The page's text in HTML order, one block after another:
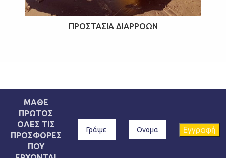
ΠΡΟΣΤΑΣΊΑ ΔΙΑΡΡΟΏΝ
ΜΑΘΕ
ΠΡΩΤΟΣ
ΟΛΕΣ ΤΙΣ
ΠΡΟΣΦΟΡΕΣ
ΠΟΥ